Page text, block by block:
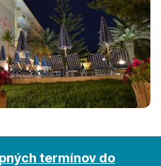
termínov do